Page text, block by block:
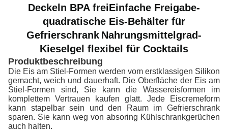
Deckeln BPA freiEinfache Freigabe-
quadratische Eis-Behälter für
Gefrierschrank Nahrungsmittelgrad-
Kieselgel flexibel für Cocktails
Produktbeschreibung
Die Eis am Stiel-Formen werden vom erstklassigen Silikon
gemacht, weich und dauerhaft. Die Oberfläche der Eis am
Stiel-Formen sind, Sie kann die Wassereisformen im
komplettem Vertrauen kaufen glatt. Jede Eiscremeform
kann stapelbar sein und den Raum im Gefrierschrank
sparen. Sie kann weg von absoring Kühlschrankgerüchen
auch halten.